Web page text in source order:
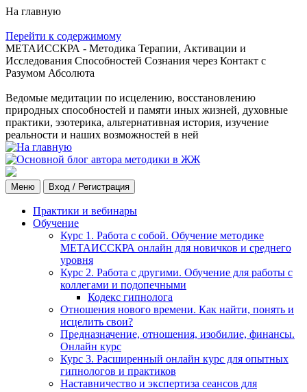
На главную
Перейти к содержимому
МЕТАИССКРА - Методика Терапии, Активации и
Исследования Способностей Сознания через Контакт с
Разумом Абсолюта
Ведомые медитации по исцелению, восстановлению
природных способностей и памяти иных жизней, духовные
практики, эзотерика, альтернативная история, изучение
реальности и наших возможностей в ней
Меню Вход / Регистрация
Практики и вебинары
Обучение
Курс 1. Работа с собой. Обучение методике
МЕТАИССКРА онлайн для новичков и среднего
уровня
Курс 2. Работа с другими. Обучение для работы с
коллегами и подопечными
Кодекс гипнолога
Отношения нового времени. Как найти, понять и
исцелить свои?
Предназначение, отношения, изобилие, финансы.
Онлайн курс
Курс 3. Расширенный онлайн курс для опытных
гипнологов и практиков
Наставничество и экспертиза сеансов для